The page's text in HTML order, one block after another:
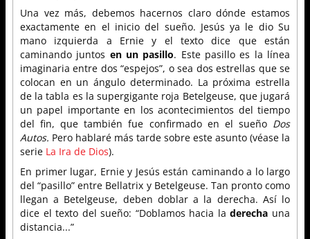
Una vez más, debemos hacernos claro dónde estamos
exactamente en el inicio del sueño. Jesús ya le dio Su
mano izquierda a Ernie y el texto dice que están
caminando juntos en un pasillo. Este pasillo es la línea
imaginaria entre dos “espejos”, o sea dos estrellas que se
colocan en un ángulo determinado. La próxima estrella
de la tabla es la supergigante roja Betelgeuse, que jugará
un papel importante en los acontecimientos del tiempo
del fin, que también fue confirmado en el sueño Dos
Autos. Pero hablaré más tarde sobre este asunto (véase la
serie La Ira de Dios).
En primer lugar, Ernie y Jesús están caminando a lo largo
del “pasillo” entre Bellatrix y Betelgeuse. Tan pronto como
llegan a Betelgeuse, deben doblar a la derecha. Así lo
dice el texto del sueño: “Doblamos hacia laderecha una
distancia...”